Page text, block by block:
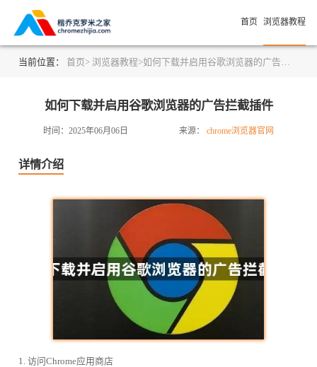
首页 浏览器教程
当前位置： 首页> 浏览器教程>如何下载并启用谷歌浏览器的广告拦截插件
如何下载并启用谷歌浏览器的广告拦截插件
时间：2025年06月06日 来源： chrome浏览器官网
详情介绍
1. 访问Chrome应用商店